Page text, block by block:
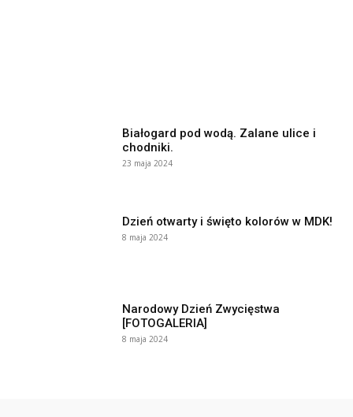
Białogard pod wodą. Zalane ulice i
chodniki.
23 maja 2024
Dzień otwarty i święto kolorów w MDK!
8 maja 2024
Narodowy Dzień Zwycięstwa
[FOTOGALERIA]
8 maja 2024